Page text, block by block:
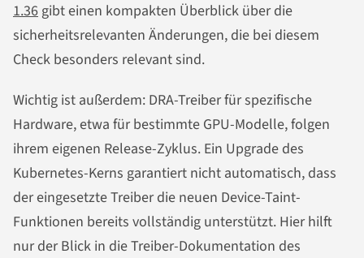
1.36gibt einen kompakten Überblick über die
sicherheitsrelevanten Änderungen, die bei diesem
Check besonders relevant sind.
Wichtig ist außerdem: DRA-Treiber für spezifische
Hardware, etwa für bestimmte GPU-Modelle, folgen
ihrem eigenen Release-Zyklus. Ein Upgrade des
Kubernetes-Kerns garantiert nicht automatisch, dass
der eingesetzte Treiber die neuen Device-Taint-
Funktionen bereits vollständig unterstützt. Hier hilft
nur der Blick in die Treiber-Dokumentation des